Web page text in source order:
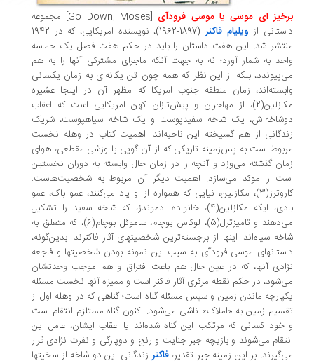
ای موسی یا موسی فرودآی[
Go Down, Moses] مجموعه
ازویلیام فاکنر
(1897-1962)، نویسنده امریکایی، که در 1942
شد. این هفت داستان را باید در حکم هفت فصل یک حماسه
به شمار آورد؛ نه به جهت آنکه ماجرای مشترکی آنها را به هم
بلکه از این نظر که همه چون تن یگانه‌ای به زمان یکسانی
زمان منطقه جنوب امریکا که مظهر آن در اینجا عشیره
مکازلین(2)، از مهاجران و پیش‌تازان کهن امریکایی است که اعقاب
یک شاخه سفیدپوست و یک شاخه سیاهپوست، شریک
از هم گسیخته این ناحیه‌اند. اهمیت کتاب در وهله نخست
است به پس‌زمینه تاریکی که از آن گویی با وزشی مقطعی، هوای
گذشته می‌وزد و آنچه را در زمان حال وابسته به دوران نخستین
را موکد می‌سازد. اهمیت دیگر آن مربوط به شخصیت‌هاست:
کاروترز(3)، مکازلین، نیایی که همواره از او یاد می‌کنند، عمو باک، عمو
بادی، ایکه مکازلین(4)، خانواده ادموندز، که شاخه سفید را تشکیل
می‌دهند و تامیزترل(5)، لوکاس بوچام، ساموئل بوچام(6)، که متعلق به
سیاه‌اند. اینها از برجسته‌ترین شخصیتهای آثار فاکنرند. بدین‌گونه،
موسی فرودآی به سبب این نمونه بودن شخصیتها و فاجعه
آنها، که در عین حال هم باعث افتراق و هم موجب وحدتشان
در حکم نقطه مرکزی آثار فاکنر است و ممیزه آنها نخست مسئله
ماندن زمین و سپس مسئله گناه است؛ گناهی که در وهله اول از
زمین به «املاک» ناشی می‌شود. اکنون گناه مستلزم انتقام است
کسانی که مرتکب این گناه شده‌اند یا اعقاب ایشان، عامل این
می‌شوند و بازیچه جبر جنایت و رنج و دوپارگی و نفرت نژادی قرار
بر این زمینه جبر تقدیر، فاکنرزندگانی این دو شاخه از سخیتها